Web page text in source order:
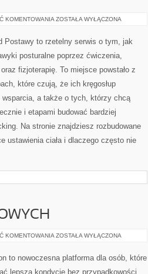
KOMENTOWANIA DIAGNOSTYKA
ZOSTAŁA WYŁĄCZONA
Postawy to rzetelny serwis o tym, jak
posturalne poprzez ćwiczenia,
fizjoterapię. To miejsce powstało z
które czują, że ich kręgosłup
wsparcia, a także o tych, którzy chcą
i etapami budować bardziej
Na stronie znajdziesz rozbudowane
ustawienia ciała i dlaczego często nie
KOMENTOWANIA RELACJE
SPORTOWYCH
ZOSTAŁA WYŁĄCZONA
to nowoczesna platforma dla osób, które
lepszą kondycję bez przypadkowości.